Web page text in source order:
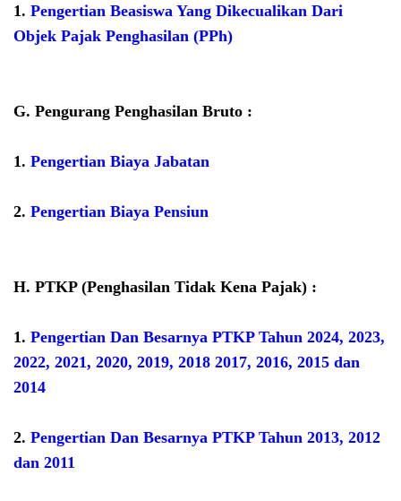
1. Pengertian Beasiswa Yang Dikecualikan Dari
Objek Pajak Penghasilan (PPh)
G. Pengurang Penghasilan Bruto :
1. Pengertian Biaya Jabatan
2. Pengertian Biaya Pensiun
H. PTKP (Penghasilan Tidak Kena Pajak) :
1. Pengertian Dan Besarnya PTKP Tahun 2024, 2023,
2022, 2021, 2020, 2019, 2018 2017, 2016, 2015 dan
2014
2. Pengertian Dan Besarnya PTKP Tahun 2013, 2012
dan 2011